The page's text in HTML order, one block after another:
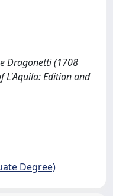
Dragonetti (1708
L'Aquila: Edition and
Degree)